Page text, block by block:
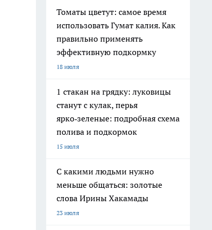
Томаты цветут: самое время
использовать Гумат калия. Как
правильно применять
эффективную подкормку
18 июля
1 стакан на грядку: луковицы
станут с кулак, перья
ярко‑зеленые: подробная схема
полива и подкормок
15 июля
С какими людьми нужно
меньше общаться: золотые
слова Ирины Хакамады
23 июля